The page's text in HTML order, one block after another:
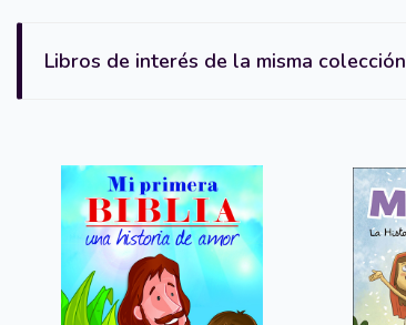
Libros de interés de la misma colección